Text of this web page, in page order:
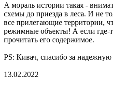
А мораль истории такая -
схемы до приезда в леса. И не
все прилегающие территории,
режимные объекты! А если где-
прочитать его содержимое.
PS: Кивач, спасибо за
13.02.2022